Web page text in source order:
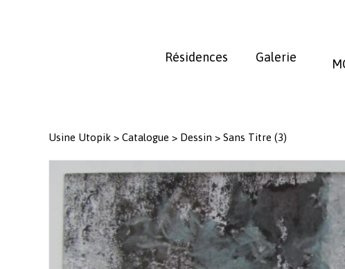
Résidences Galerie
Usine Utopik > Catalogue > Dessin > Sans Titre (3)